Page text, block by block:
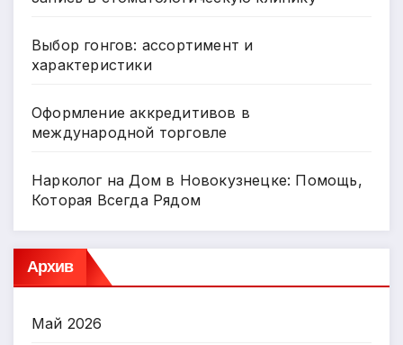
Выбор гонгов: ассортимент и
характеристики
Оформление аккредитивов в
международной торговле
Нарколог на Дом в Новокузнецке: Помощь,
Которая Всегда Рядом
Архив
Май 2026